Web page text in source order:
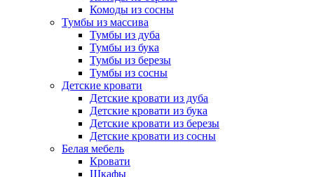
Комоды из сосны
Тумбы из массива
Тумбы из дуба
Тумбы из бука
Тумбы из березы
Тумбы из сосны
Детские кровати
Детские кровати из дуба
Детские кровати из бука
Детские кровати из березы
Детские кровати из сосны
Белая мебель
Кровати
Шкафы